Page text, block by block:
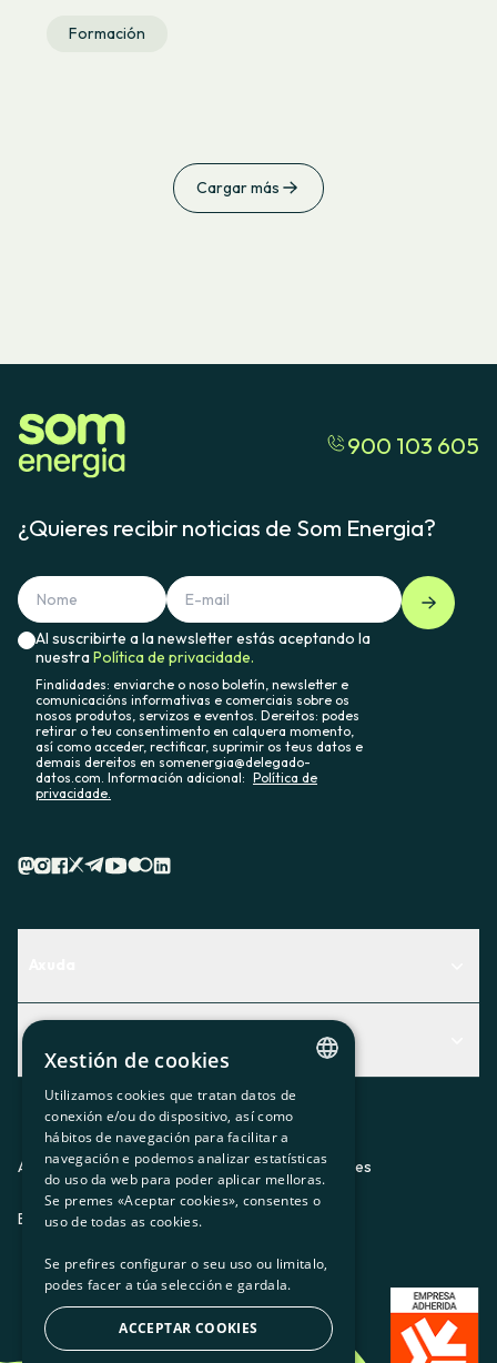
Formación
Cargar más
900 103 605
¿Quieres recibir noticias de Som Energia?
Al suscribirte a la newsletter estás aceptando la
nuestraPolítica de privacidade.
Finalidades: enviarche o noso boletín, newsletter e
comunicacións informativas e comerciais sobre os
nosos produtos, servizos e eventos. Dereitos: podes
retirar o teu consentimento en calquera momento,
así como acceder, rectificar, suprimir os teus datos e
demais dereitos en somenergia@delegado-
datos.com. Información adicional: Política de
privacidade.
Descubre qué servicio te encaja mejor
Contacto
Actualidad
O recuncho da socia
Prensa
Trabaja con nosotros
Aviso legalPolítica de privacidadPolítica de cookies
ES CAGLEU
CATALAN
SPANISH
GL
Xestión de cookies
Utilizamos cookies que tratan datos de
conexión e/ou do dispositivo, así como
hábitos de navegación para facilitar a
navegación e podemos analizar estatísticas
do uso da web para poder aplicar melloras.
Se premes «Aceptar cookies», consentes o
uso de todas as cookies.
Se prefires configurar o seu uso ou limitalo,
podes facer a túa selección e gardala.
ACCEPTAR COOKIES